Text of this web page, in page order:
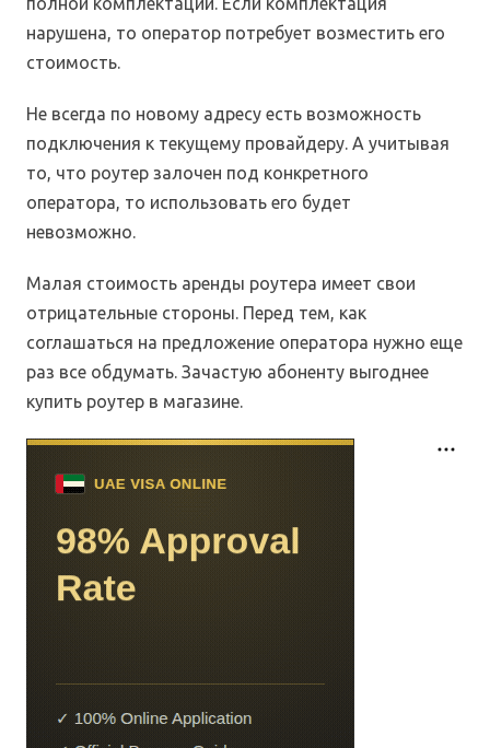
нарушена, то оператор потребует возместить его
стоимость.
Не всегда по новому адресу есть возможность
подключения к текущему провайдеру. А учитывая
то, что роутер залочен под конкретного
оператора, то использовать его будет
невозможно.
Малая стоимость аренды роутера имеет свои
отрицательные стороны. Перед тем, как
соглашаться на предложение оператора нужно еще
раз все обдумать. Зачастую абоненту выгоднее
купить роутер в магазине.